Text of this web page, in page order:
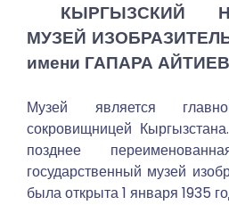
КЫРГЫЗСКИЙ
МУЗЕЙ
имени ГАПАРА
Музей является
сокровищницей
позднее
государственный музей
была открыта 1 января 1935